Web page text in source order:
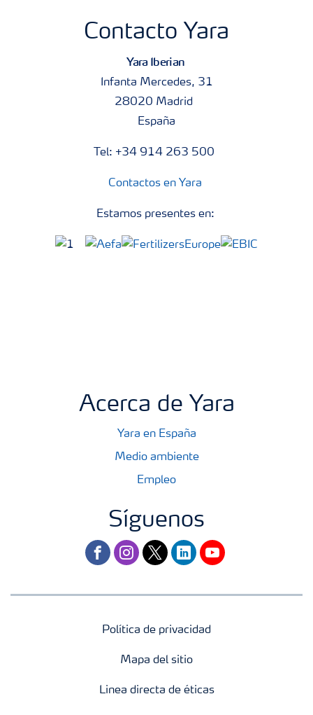
Contacto Yara
Yara Iberian
Infanta Mercedes, 31
28020 Madrid
España
Tel: +34 914 263 500
Contactos en Yara
Estamos presentes en:
Acerca de Yara
Yara en España
Medio ambiente
Empleo
Síguenos
facebookinstagram
twitterlinkedinyoutube
Política de privacidad
Mapa del sitio
Linea directa de éticas